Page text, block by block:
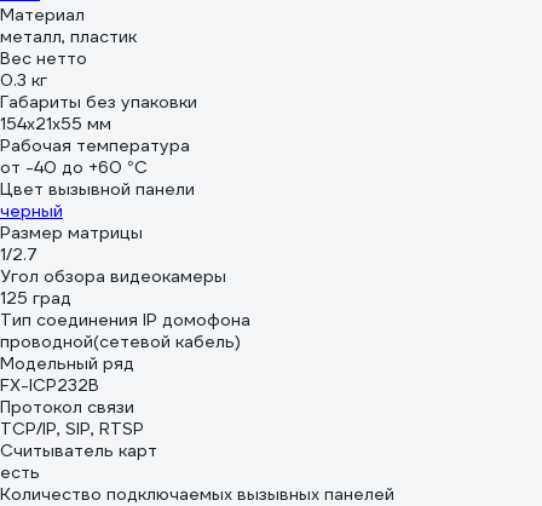
Материал
металл, пластик
Вес нетто
0.3 кг
Габариты без упаковки
154х21х55 мм
Рабочая температура
от -40 до +60 °С
Цвет вызывной панели
черный
Размер матрицы
1/2.7
Угол обзора видеокамеры
125 град
Тип соединения IP домофона
проводной(сетевой кабель)
Модельный ряд
FX-ICP232B
Протокол связи
TCP/IP, SIP, RTSP
Считыватель карт
есть
Количество подключаемых вызывных панелей